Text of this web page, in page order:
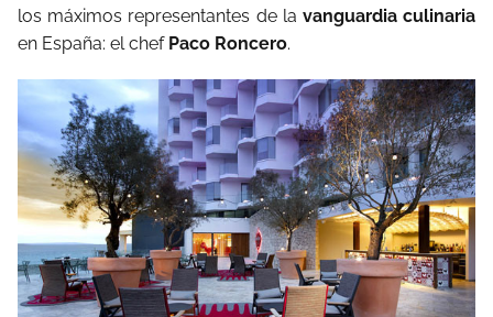
los máximos representantes de la vanguardia culinaria
en España: el chef Paco Roncero.